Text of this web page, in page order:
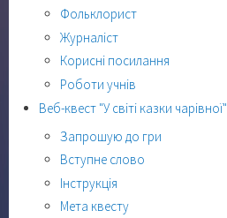
Фольклорист
Журналіст
Корисні посилання
Роботи учнів
Веб-квест "У світі казки чарівної"
Запрошую до гри
Вступне слово
Інструкція
Мета квесту